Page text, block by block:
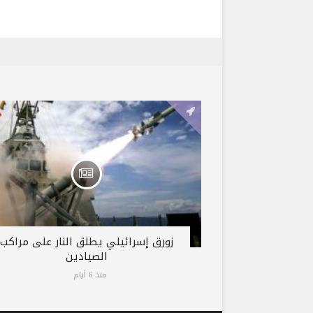
زورق إسرائيلي يطلق النار على مراكب
الصيادين
منذ 6 أيام